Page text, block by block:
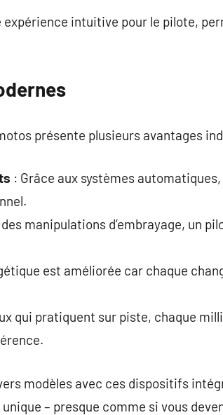
intuitive pour le pilote,
présente plusieurs avantages
: Grâce aux systèmes
manipulations d’embrayage, un
est améliorée car chaque
qui pratiquent sur piste, chaque
modèles avec ces dispositifs
– presque comme si vous